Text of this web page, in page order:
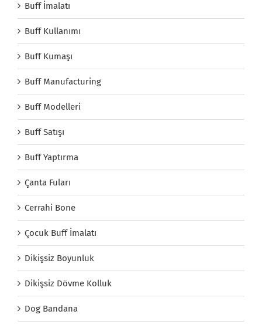
Buff İmalatı
Buff Kullanımı
Buff Kumaşı
Buff Manufacturing
Buff Modelleri
Buff Satışı
Buff Yaptırma
Çanta Fuları
Cerrahi Bone
Çocuk Buff İmalatı
Dikişsiz Boyunluk
Dikişsiz Dövme Kolluk
Dog Bandana